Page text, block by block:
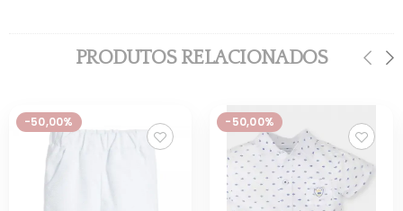
PRODUTOS RELACIONADOS
-50,00% -50,00%